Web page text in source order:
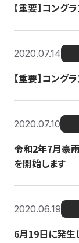
【重要】コング
2020.07.14
【重要】コング
2020.07.10
令和2年7月豪雨
を開始します
2020.06.19
6月19日に発生